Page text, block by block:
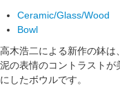
Ceramic/Glass/Wood
Bowl
高木浩二による新作の鉢
泥の表情のコントラスト
にしたボウルです。